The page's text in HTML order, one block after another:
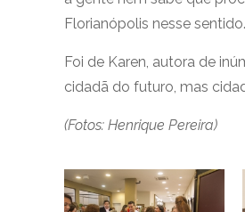
Florianópolis nesse sentido.
Foi de Karen, autora de
cidadã do futuro, mas
(Fotos: Henrique Pereira)